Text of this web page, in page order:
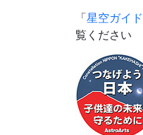
「星空ガイド
覧ください